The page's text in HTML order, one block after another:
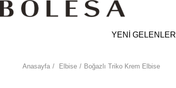
YENİ GELENLER
Anasayfa Elbise Boğazlı Triko Krem Elbise